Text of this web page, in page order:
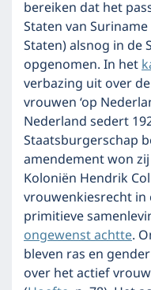
bereiken dat het
Staten van
Staten) alsnog in de
opgenomen. In het
verbazing uit over
vrouwen ‘op
Nederland sedert
Staatsburgerschap
amendement won
Koloniën Hendrik
vrouwenkiesrecht in
primitieve
ongewenst achtte.
bleven ras en
over het actief